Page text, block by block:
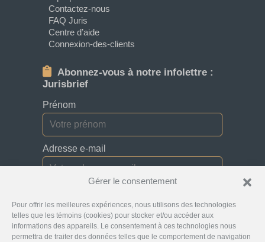
Gérer le consentement
Pour offrir les meilleures expériences, nous utilisons des technologies
telles que les témoins (cookies) pour stocker et/ou accéder aux
informations des appareils. Le consentement à ces technologies nous
permettra de traiter des données telles que le comportement de navigation
Contactez-nous
FAQ Juris
Centre d’aide
Connexion-des-clients
Abonnez-vous à notre infolettre :
Jurisbrief
Prénom
Adresse e-mail
mises à jour et des courriels promotionnels de
la part de Jurislocator.